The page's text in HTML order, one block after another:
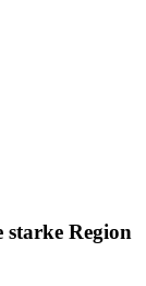
starke Region